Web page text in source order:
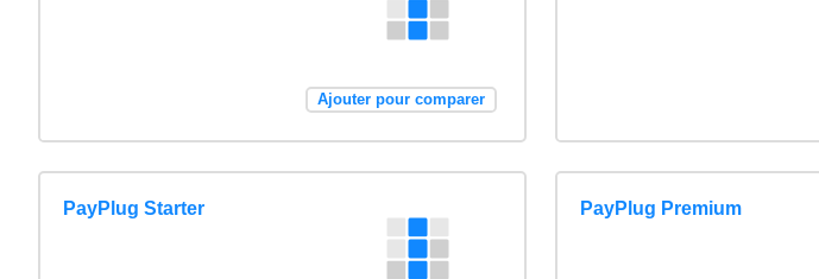
Ajouter pour comparer
PayPlug Starter PayPlug Premium